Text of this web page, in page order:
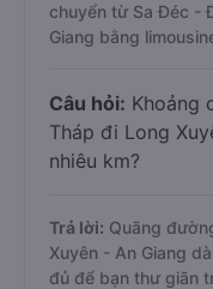
chuyển từ Sa Đéc -
Giang bằng
Câu hỏi: Khoảng
Tháp đi Long
nhiêu km?
Trả lời: Quãng
Xuyên - An Giang
đủ để bạn thư giãn